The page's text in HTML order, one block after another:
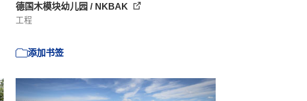
德国木模块幼儿园 / NKBAK
工程
添加书签